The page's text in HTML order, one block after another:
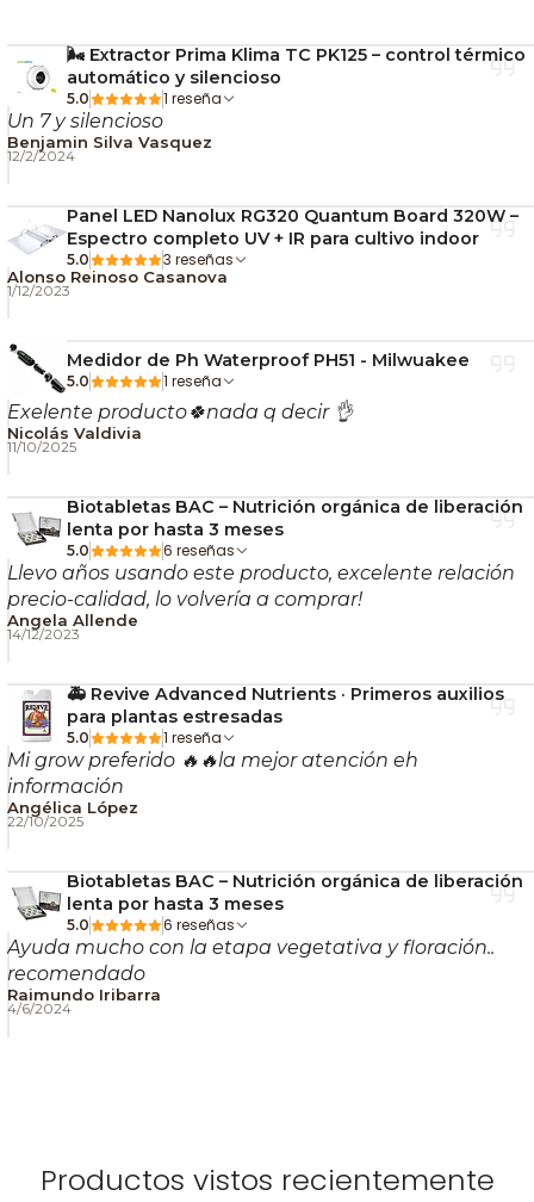
🌬️ Extractor Prima Klima TC PK125 – control térmico
automático y silencioso
5.0 1 reseña
Un 7 y silencioso
Benjamin Silva Vasquez
12/2/2024
Panel LED Nanolux RG320 Quantum Board 320W –
Espectro completo UV + IR para cultivo indoor
5.0 3 reseñas
Alonso Reinoso Casanova
1/12/2023
Medidor de Ph Waterproof PH51 - Milwuakee
5.0 1 reseña
Exelente producto🍀nada q decir 👌
Nicolás Valdivia
11/10/2025
Biotabletas BAC – Nutrición orgánica de liberación
lenta por hasta 3 meses
5.0 6 reseñas
Llevo años usando este producto, excelente relación
precio-calidad, lo volvería a comprar!
Angela Allende
14/12/2023
🚑 Revive Advanced Nutrients · Primeros auxilios
para plantas estresadas
5.0 1 reseña
Mi grow preferido 🔥🔥la mejor atención eh
información
Angélica López
22/10/2025
Biotabletas BAC – Nutrición orgánica de liberación
lenta por hasta 3 meses
5.0 6 reseñas
Ayuda mucho con la etapa vegetativa y floración..
recomendado
Raimundo Iribarra
4/6/2024
Productos vistos recientemente